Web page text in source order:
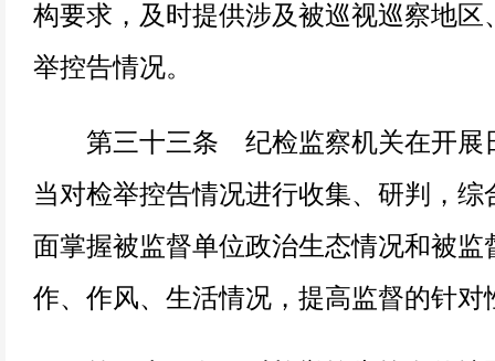
构要求，及时提供涉及被巡视巡察地区
举控告情况。
第三十三条 纪检监察机关在开展
当对检举控告情况进行收集、研判，综
面掌握被监督单位政治生态情况和被监
作、作风、生活情况，提高监督的针对